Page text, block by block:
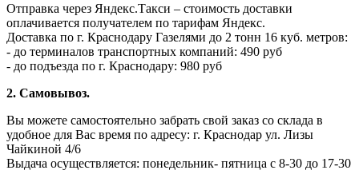
Отправка через Яндекс.Такси – стоимость доставки
оплачивается получателем по тарифам Яндекс.
Доставка по г. Краснодару Газелями до 2 тонн 16 куб. метров:
- до терминалов транспортных компаний: 490 руб
- до подъезда по г. Краснодару: 980 руб
2. Самовывоз.
Вы можете самостоятельно забрать свой заказ со склада в
удобное для Вас время по адресу: г. Краснодар ул. Лизы
Чайкиной 4/6
Выдача осуществляется: понедельник- пятница с 8-30 до 17-30